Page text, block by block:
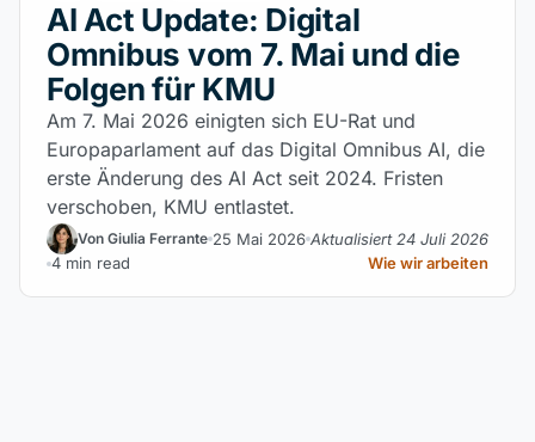
AI Act Update: Digital
Omnibus vom 7. Mai und die
Folgen für KMU
Am 7. Mai 2026 einigten sich EU-Rat und
Europaparlament auf das Digital Omnibus AI, die
erste Änderung des AI Act seit 2024. Fristen
verschoben, KMU entlastet.
Von Giulia Ferrante 25 Mai 2026 Aktualisiert 24 Juli 2026
4 min read
Wie wir arbeiten